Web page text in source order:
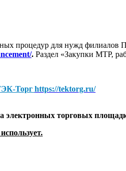
процедур для нужд
. Раздел «Закупки МТР,
Торг https://tektorg.ru/
электронных торговых